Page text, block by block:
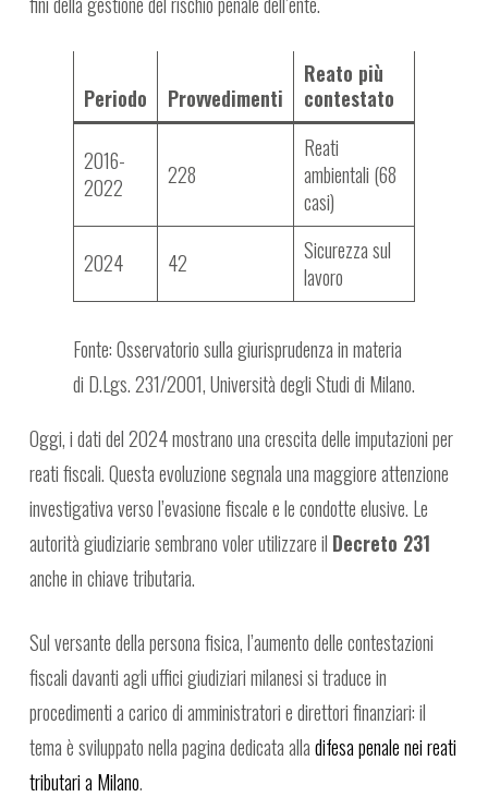
Periodo Provvedimenti
Reato più
contestato
2016-
2022
228
Reati
ambientali (68
casi)
2024 42
Sicurezza sul
lavoro
Fonte: Osservatorio sulla giurisprudenza in materia
di D.Lgs. 231/2001, Università degli Studi di Milano.
Oggi, i dati del 2024 mostrano una crescita delle imputazioni per
reati fiscali. Questa evoluzione segnala una maggiore attenzione
investigativa verso l’evasione fiscale e le condotte elusive. Le
autorità giudiziarie sembrano voler utilizzare il Decreto 231
anche in chiave tributaria.
Sul versante della persona fisica, l’aumento delle contestazioni
fiscali davanti agli uffici giudiziari milanesi si traduce in
procedimenti a carico di amministratori e direttori finanziari: il
tema è sviluppato nella pagina dedicata alladifesa penale nei reati
tributari a Milano.